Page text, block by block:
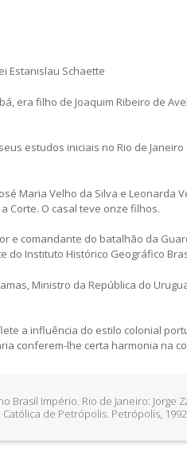
Estanislau Schaette
era filho de Joaquim Ribeiro de
estudos iniciais no Rio de
Maria Velho da Silva e Leonarda
Corte. O casal teve onze filhos.
e comandante do batalhão da
Instituto Histórico Geográfico
Ministro da República do
a influência do estilo colonial
conferem-lhe certa harmonia na
Brasil Império. Rio de Janeiro: Jorge
de Petrópolis. Petrópolis,